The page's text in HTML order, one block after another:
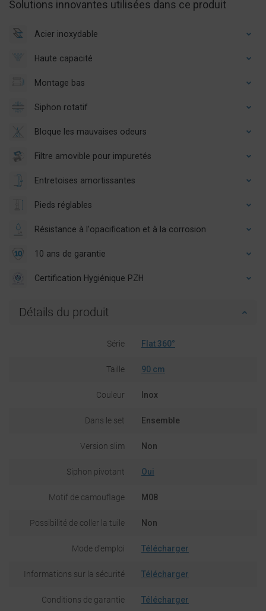
Solutions innovantes utilisées dans ce produit
Acier inoxydable
Haute capacité
Montage bas
Siphon rotatif
Bloque les mauvaises odeurs
Filtre amovible pour impuretés
Entretoises amortissantes
Pieds réglables
Résistance à l'opacification et à la corrosion
10 ans de garantie
Certification Hygiénique PZH
Détails du produit
Série Flat 360°
Taille 90 cm
Couleur Inox
Dans le set Ensemble
Version slim Non
Siphon pivotant Oui
Motif de camouflage M08
Possibilité de coller la tuile Non
Mode d'emploi Télécharger
Informations sur la sécurité Télécharger
Conditions de garantie Télécharger